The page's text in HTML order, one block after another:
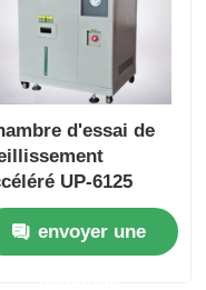
d'essai de
UP-6125
humidité saturée
à 100 %, plage de
de 105
envoyer une